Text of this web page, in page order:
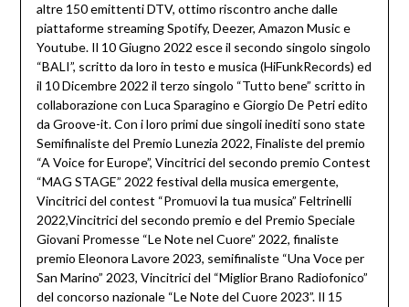
altre 150 emittenti DTV, ottimo riscontro anche dalle
piattaforme streaming Spotify, Deezer, Amazon Music e
Youtube. Il 10 Giugno 2022 esce il secondo singolo singolo
“BALI”, scritto da loro in testo e musica (HiFunkRecords) ed
il 10 Dicembre 2022 il terzo singolo “Tutto bene” scritto in
collaborazione con Luca Sparagino e Giorgio De Petri edito
da Groove-it. Con i loro primi due singoli inediti sono state
Semifinaliste del Premio Lunezia 2022, Finaliste del premio
“A Voice for Europe”, Vincitrici del secondo premio Contest
“MAG STAGE” 2022 festival della musica emergente,
Vincitrici del contest “Promuovi la tua musica” Feltrinelli
2022,Vincitrici del secondo premio e del Premio Speciale
Giovani Promesse “Le Note nel Cuore” 2022, finaliste
premio Eleonora Lavore 2023, semifinaliste “Una Voce per
San Marino” 2023, Vincitrici del “Miglior Brano Radiofonico”
del concorso nazionale “Le Note del Cuore 2023”. Il 15